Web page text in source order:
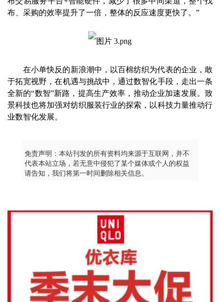
布、采购的效率提升了一倍，整体的反应速度更快了。”
在小单快反的新浪潮中，以百棉纺织为代表的企业，敢
于拓宽视野，在机遇与挑战中，通过数智化手段，走出一条
全新的“数智”新路，提高生产效率，推动企业加速发展。致
景科技也将加强对纺织服装行业的探索，以科技力量推动行
业数智化发展。
免责声明：本站刊发的所有资料均来源于互联网，并不
代表本站立场，若无意中侵犯了某个媒体或个人的权益
请告知，我们将第一时间删除相关信息。